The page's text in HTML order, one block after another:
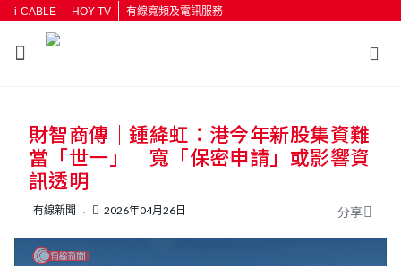
i-CABLE HOY TV 有線寬頻及電訊服務
財智商傳｜鍾絳虹：港今年新股集資難
當「世一」 寬「保密申請」或影響資
訊透明
有線新聞 2026年04月26日 分享